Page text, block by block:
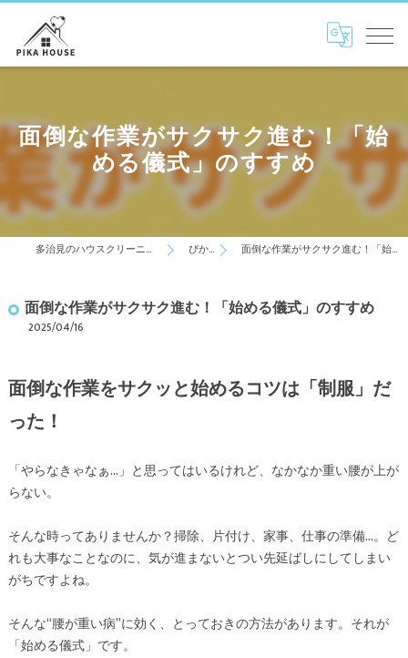
面倒な作業がサクサク進む！「始
める儀式」のすすめ
多治見のハウスクリーニングはぴかはうす ぴかblog 面倒な作業がサクサク進む！「始める儀式」のすすめ
面倒な作業がサクサク進む！「始める儀式」のすすめ
2025/04/16
面倒な作業をサクッと始めるコツは「制服」だ
った！
「やらなきゃなぁ…」と思ってはいるけれど、なかなか重い腰が上が
らない。
そんな時ってありませんか？掃除、片付け、家事、仕事の準備…。ど
れも大事なことなのに、気が進まないとつい先延ばしにしてしまい
がちですよね。
そんな“腰が重い病”に効く、とっておきの方法があります。それが
「始める儀式」です。